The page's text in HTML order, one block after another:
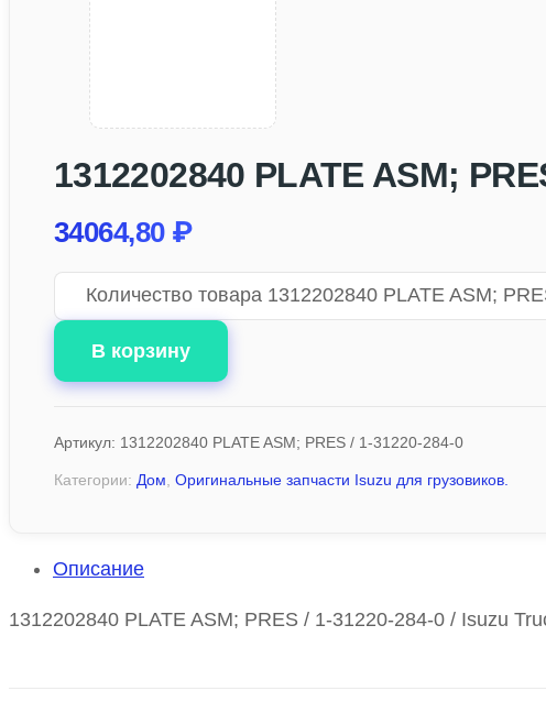
1312202840 PLATE ASM;
34064,80 ₽
Количество товара 1312202840 PLATE ASM;
В корзину
Артикул: 1312202840 PLATE ASM; PRES / 1-31220-284-0
Категории: Дом, Оригинальные запчасти Isuzu для грузовиков.
Описание
1312202840 PLATE ASM; PRES / 1-31220-284-0 / Isuzu